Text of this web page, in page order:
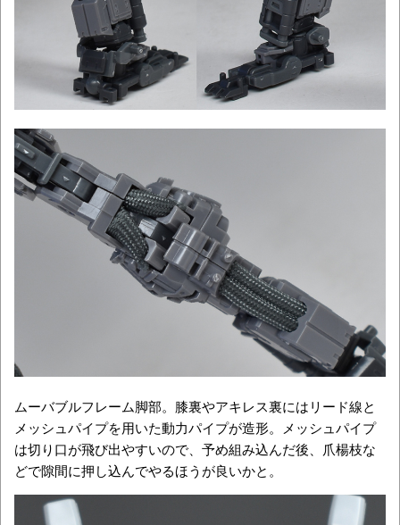
ムーバブルフレーム脚部。膝裏やアキレス裏にはリード線と
メッシュパイプを用いた動力パイプが造形。メッシュパイプ
は切り口が飛び出やすいので、予め組み込んだ後、爪楊枝な
どで隙間に押し込んでやるほうが良いかと。